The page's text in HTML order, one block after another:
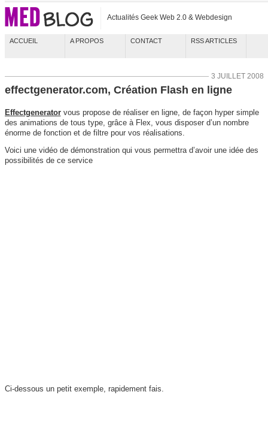
Actualités Geek Web 2.0 & Webdesign
ACCUEIL A PROPOS CONTACT RSS ARTICLES
3 JUILLET 2008
effectgenerator.com, Création Flash en ligne
Effectgeneratorvous propose de réaliser en ligne, de façon hyper simple
des animations de tous type, grâce à Flex, vous disposer d’un nombre
énorme de fonction et de filtre pour vos réalisations.
Voici une vidéo de démonstration qui vous permettra d’avoir une idée des
possibilités de ce service
Ci-dessous un petit exemple, rapidement fais.